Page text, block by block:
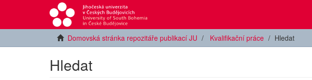
Domovská stránka repozitáře publikací JU Kvalifikační práce Hledat
Hledat